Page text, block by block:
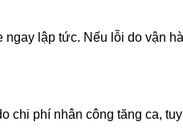
lập tức. Nếu lỗi do vận
chi phí nhân công tăng ca,